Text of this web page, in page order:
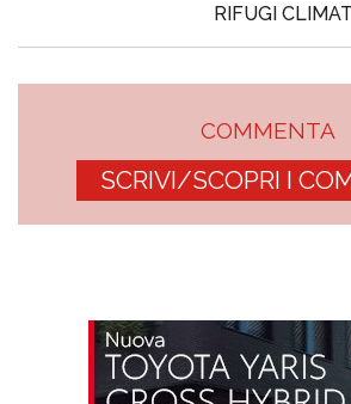
RIFUGI
COMMENTA
SCRIVI/SCOPRI I